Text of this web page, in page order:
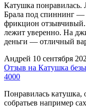
Катушка понравилась.
Брала под спиннинг —
фрикцион
лежит уверенно. На
деньги — отличный
Андрей 10 сентября
Отзыв на Катушка
4000
Понравилась катушка,
собратьев например